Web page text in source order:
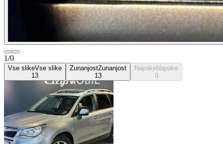
1/0
Vse slikeVse slike
13
ZunanjostZunanjost
13
NapakeNapake
0